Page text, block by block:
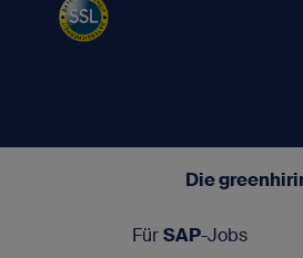
Die
FürSAP-Jobs